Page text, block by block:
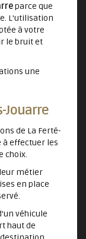
parce que
L'utilisation
à votre
le bruit et
une
Jouarre
de La Ferté-
à effectuer les
choix.
métier
en place
véhicule
haut de